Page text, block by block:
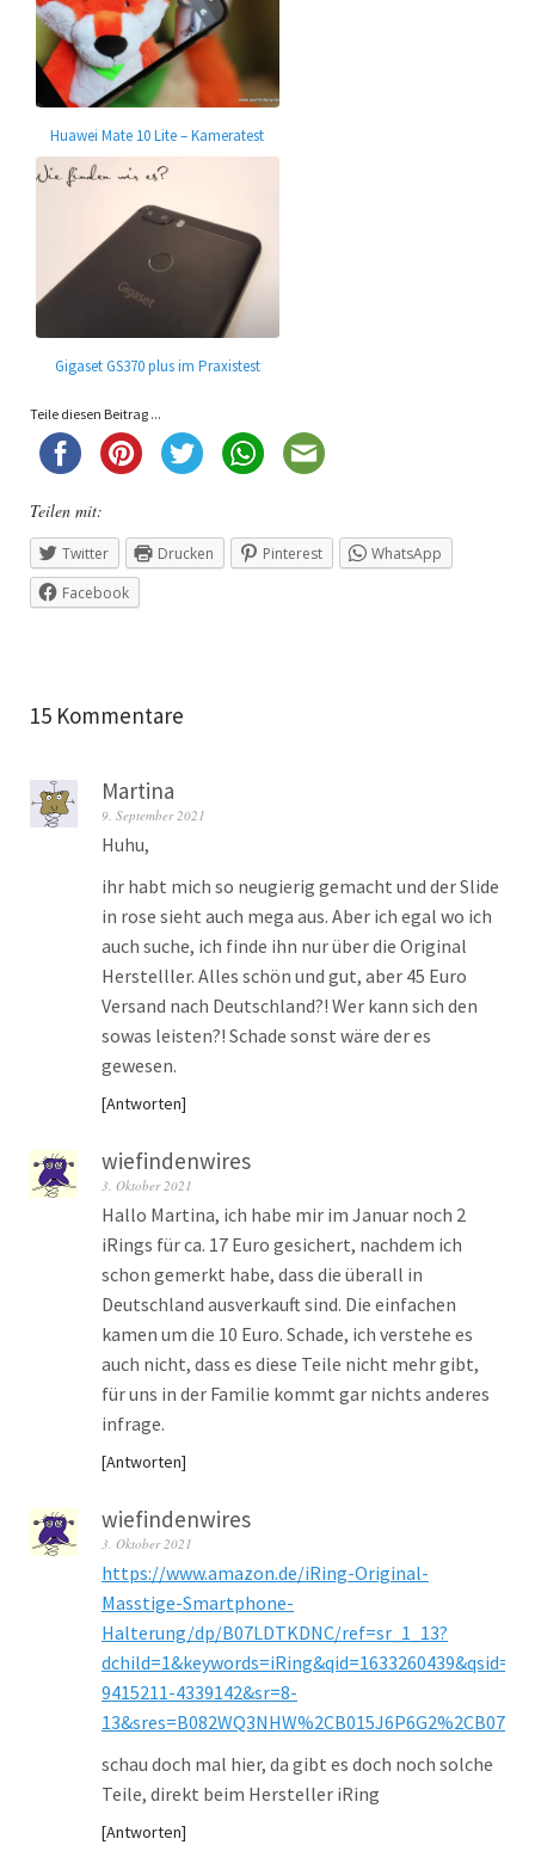
Huawei Mate 10 Lite – Kameratest
Gigaset GS370 plus im Praxistest
Teile diesen Beitrag ...
Teilen mit:
Twitter Drucken Pinterest
WhatsApp
Facebook
15 Kommentare
Martina
9. September 2021
Huhu,
ihr habt mich so neugierig gemacht und der Slide
in rose sieht auch mega aus. Aber ich egal wo ich
auch suche, ich finde ihn nur über die Original
Herstelller. Alles schön und gut, aber 45 Euro
Versand nach Deutschland?! Wer kann sich den
sowas leisten?! Schade sonst wäre der es
gewesen.
Antworten
wiefindenwires
3. Oktober 2021
Hallo Martina, ich habe mir im Januar noch 2
iRings für ca. 17 Euro gesichert, nachdem ich
schon gemerkt habe, dass die überall in
Deutschland ausverkauft sind. Die einfachen
kamen um die 10 Euro. Schade, ich verstehe es
auch nicht, dass es diese Teile nicht mehr gibt,
für uns in der Familie kommt gar nichts anderes
infrage.
Antworten
wiefindenwires
3. Oktober 2021
https://www.amazon.de/iRing-Original-
Masstige-Smartphone-
Halterung/dp/B07LDTKDNC/ref=sr_1_13?
9415211-4339142&sr=8-
schau doch mal hier, da gibt es doch noch solche
Teile, direkt beim Hersteller iRing
Antworten